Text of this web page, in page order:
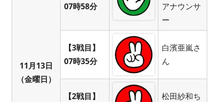
11月13日
（金曜日）
07時58分
アナウンサ
ー
【3戦目】
07時35分
白濱亜嵐さ
ん
【2戦目】
松田紗和ち